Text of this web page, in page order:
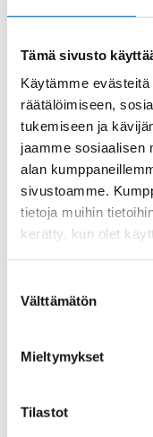
Tämä sivusto
Käytämme
räätälöimiseen,
tukemiseen ja
jaamme sosiaalisen
alan
sivustoamme.
tietoja muihin
kerätty, kun olet
valinta
Välttämätön
Mieltymykset
Tilastot
Etim 7
Kierre
Ulkokierre Ag
Normen
Min [C]
Max [C]
Käyttölämpötila
Avaimenkuva 1
Setrifikaatti Logot
Halkasija Min.[Mm]